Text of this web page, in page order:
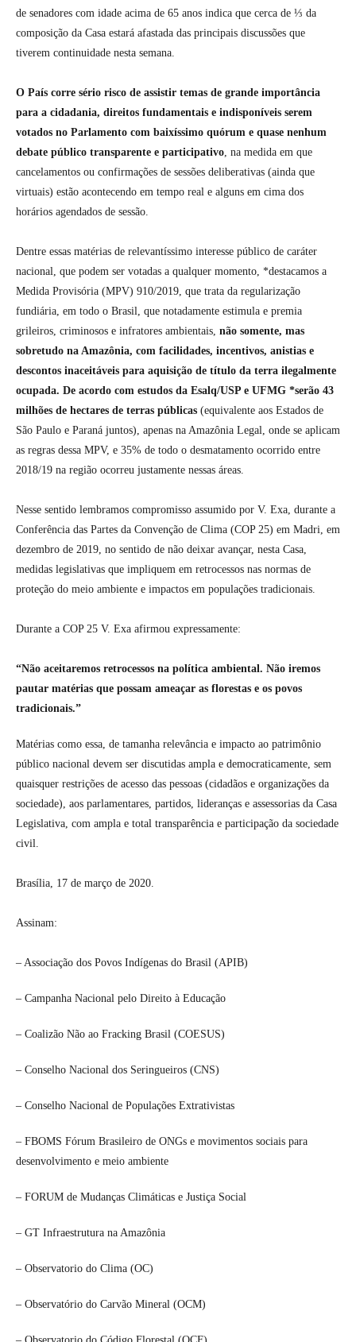
de senadores com idade acima de 65 anos indica que cerca de ⅓ da
composição da Casa estará afastada das principais discussões que
tiverem continuidade nesta semana.
O País corre sério risco de assistir temas de grande importância
para a cidadania, direitos fundamentais e indisponíveis serem
votados no Parlamento com baixíssimo quórum e quase nenhum
debate público transparente e participativo , na medida em que
cancelamentos ou confirmações de sessões deliberativas (ainda que
virtuais) estão acontecendo em tempo real e alguns em cima dos
horários agendados de sessão.
Dentre essas matérias de relevantíssimo interesse público de caráter
nacional, que podem ser votadas a qualquer momento, *destacamos a
Medida Provisória (MPV) 910/2019, que trata da regularização
fundiária, em todo o Brasil, que notadamente estimula e premia
grileiros, criminosos e infratores ambientais, não somente, mas
sobretudo na Amazônia, com facilidades, incentivos, anistias e
descontos inaceitáveis para aquisição de título da terra ilegalmente
ocupada. De acordo com estudos da Esalq/USP e UFMG *serão 43
milhões de hectares de terras públicas (equivalente aos Estados de
São Paulo e Paraná juntos), apenas na Amazônia Legal, onde se aplicam
as regras dessa MPV, e 35% de todo o desmatamento ocorrido entre
2018/19 na região ocorreu justamente nessas áreas.
Nesse sentido lembramos compromisso assumido por V. Exa, durante a
Conferência das Partes da Convenção de Clima (COP 25) em Madri, em
dezembro de 2019, no sentido de não deixar avançar, nesta Casa,
medidas legislativas que impliquem em retrocessos nas normas de
proteção do meio ambiente e impactos em populações tradicionais.
Durante a COP 25 V. Exa afirmou expressamente:
“Não aceitaremos retrocessos na política ambiental. Não iremos
pautar matérias que possam ameaçar as florestas e os povos
tradicionais.”
Matérias como essa, de tamanha relevância e impacto ao patrimônio
público nacional devem ser discutidas ampla e democraticamente, sem
quaisquer restrições de acesso das pessoas (cidadãos e organizações da
sociedade), aos parlamentares, partidos, lideranças e assessorias da Casa
Legislativa, com ampla e total transparência e participação da sociedade
civil.
Brasília, 17 de março de 2020.
Assinam:
– Associação dos Povos Indígenas do Brasil (APIB)
– Campanha Nacional pelo Direito à Educação
– Coalizão Não ao Fracking Brasil (COESUS)
– Conselho Nacional dos Seringueiros (CNS)
– Conselho Nacional de Populações Extrativistas
– FBOMS Fórum Brasileiro de ONGs e movimentos sociais para
desenvolvimento e meio ambiente
– FORUM de Mudanças Climáticas e Justiça Social
– GT Infraestrutura na Amazônia
– Observatorio do Clima (OC)
– Observatório do Carvão Mineral (OCM)